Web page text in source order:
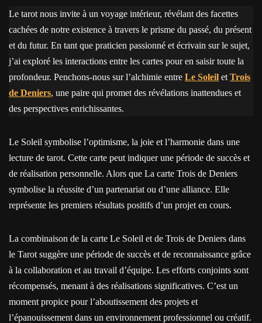
Le tarot nous invite à un voyage intérieur, révélant des facettes
cachées de notre existence à travers le prisme du passé, du présent
et du futur. En tant que praticien passionné et écrivain sur le sujet,
j’ai exploré les interactions entre les cartes pour en saisir toute la
profondeur. Penchons-nous sur l’alchimie entre Le Soleil et Trois
de Deniers, une paire qui promet des révélations inattendues et
des perspectives enrichissantes.
Le Soleil symbolise l’optimisme, la joie et l’harmonie dans une
lecture de tarot. Cette carte peut indiquer une période de succès et
de réalisation personnelle. Alors que La carte Trois de Deniers
symbolise la réussite d’un partenariat ou d’une alliance. Elle
représente les premiers résultats positifs d’un projet en cours.
La combinaison de la carte Le Soleil et de Trois de Deniers dans
le Tarot suggère une période de succès et de reconnaissance grâce
à la collaboration et au travail d’équipe. Les efforts conjoints sont
récompensés, menant à des réalisations significatives. C’est un
moment propice pour l’aboutissement des projets et
l’épanouissement dans un environnement professionnel ou créatif.